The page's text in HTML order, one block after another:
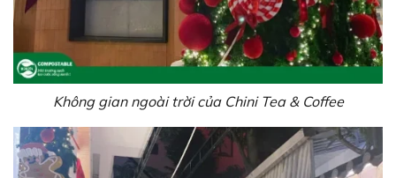
Không gian ngoài trời của Chini Tea & Coffee